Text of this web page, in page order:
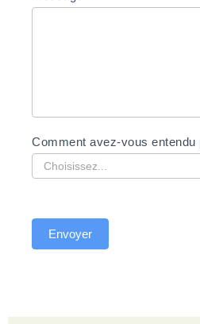
Comment avez-vous entendu
Envoyer